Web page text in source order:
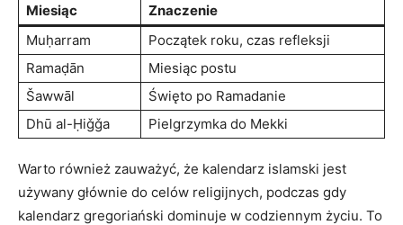
Miesiąc
Znaczenie
Muḥarram
Początek roku, czas refleksji
Ramaḍān
Miesiąc postu
Šawwāl
Święto po Ramadanie
Dhū al-Ḥiǧǧa
Pielgrzymka do Mekki
Warto również zauważyć, że kalendarz islamski jest
używany głównie do celów religijnych, podczas gdy
kalendarz gregoriański dominuje w codziennym życiu. To